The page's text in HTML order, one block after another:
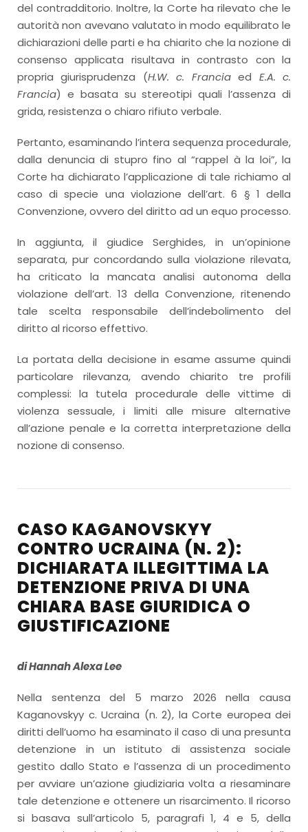
del contradditorio. Inoltre, la Corte ha rilevato che le
autorità non avevano valutato in modo equilibrato le
dichiarazioni delle parti e ha chiarito che la nozione di
consenso applicata risultava in contrasto con la
propria giurisprudenza (H.W. c. Franciaed E.A. c.
Francia) e basata su stereotipi quali l’assenza di
grida, resistenza o chiaro rifiuto verbale.
Pertanto, esaminando l’intera sequenza procedurale,
dalla denuncia di stupro fino al “rappel à la loi”, la
Corte ha dichiarato l’applicazione di tale richiamo al
caso di specie una violazione dell’art. 6 § 1 della
Convenzione, ovvero del diritto ad un equo processo.
In aggiunta, il giudice Serghides, in un’opinione
separata, pur concordando sulla violazione rilevata,
ha criticato la mancata analisi autonoma della
violazione dell’art. 13 della Convenzione, ritenendo
tale scelta responsabile dell’indebolimento del
diritto al ricorso effettivo.
La portata della decisione in esame assume quindi
particolare rilevanza, avendo chiarito tre profili
complessi: la tutela procedurale delle vittime di
violenza sessuale, i limiti alle misure alternative
all’azione penale e la corretta interpretazione della
nozione di consenso.
CASO KAGANOVSKYY
CONTRO UCRAINA (N. 2):
DICHIARATA ILLEGITTIMA LA
DETENZIONE PRIVA DI UNA
CHIARA BASE GIURIDICA O
GIUSTIFICAZIONE
di Hannah Alexa Lee
Nella sentenza del 5 marzo 2026 nella causa
Kaganovskyy c. Ucraina (n. 2), la Corte europea dei
diritti dell’uomo ha esaminato il caso di una presunta
detenzione in un istituto di assistenza sociale
gestito dallo Stato e l’assenza di un procedimento
per avviare un’azione giudiziaria volta a riesaminare
tale detenzione e ottenere un risarcimento. Il ricorso
si basava sull’articolo 5, paragrafi 1, 4 e 5, della